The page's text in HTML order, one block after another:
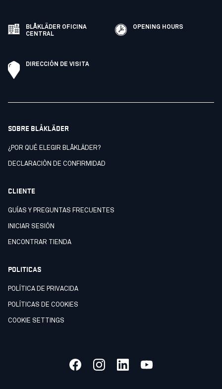
BLÅKLÄDER OFICINA
CENTRAL
OPENING HOURS
DIRECCIÓN DE VISITA
SOBRE BLÅKLÄDER
¿POR QUÉ ELEGIR BLÅKLÄDER?
DECLARACIÒN DE CONFIRMIDAD
CLIENTE
GUÍAS Y PREGUNTAS FRECUENTES
INICIAR SESIÓN
ENCONTRAR TIENDA
POLITICAS
POLÍTICA DE PRIVACIDA
POLÍTICAS DE COOKIES
COOKIE SETTINGS